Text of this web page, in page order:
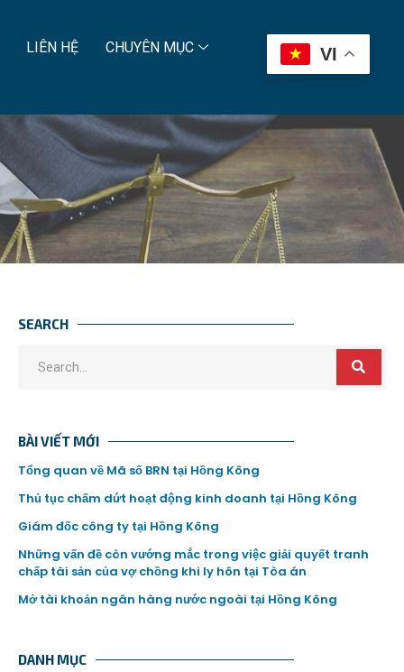
LIÊN HỆ CHUYÊN MỤC VI
SEARCH
BÀI VIẾT MỚI
Tổng quan về Mã số BRN tại Hồng Kông
Thủ tục chấm dứt hoạt động kinh doanh tại Hồng Kông
Giám đốc công ty tại Hồng Kông
Những vấn đề còn vướng mắc trong việc giải quyết tranh
chấp tài sản của vợ chồng khi ly hôn tại Tòa án
Mở tài khoản ngân hàng nước ngoài tại Hồng Kông
DANH MỤC